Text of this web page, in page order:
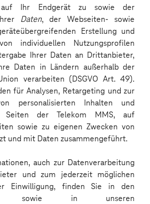
Ihr Endgerät zu sowie der
Daten, der Webseiten- sowie
Erstellung und
individuellen Nutzungsprofilen
Ihrer Daten an Drittanbieter,
Daten in Ländern außerhalb der
verarbeiten (DSGVO Art. 49).
für Analysen, Retargeting und zur
personalisierten Inhalten und
Seiten der Telekom MMS, auf
sowie zu eigenen Zwecken von
und mit Daten zusammengeführt.
auch zur Datenverarbeitung
und zum jederzeit möglichen
Einwilligung, finden Sie in den
sowie in unseren
Unternehmen
unsere
Hier eine Auswahl: